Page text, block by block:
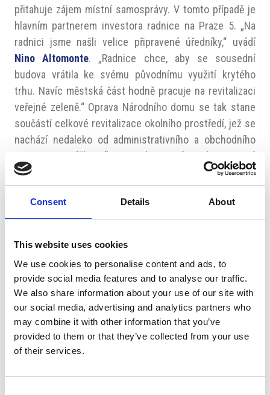
Consent Details About
This website uses cookies
We use cookies to personalise content and ads, to
provide social media features and to analyse our traffic.
We also share information about your use of our site with
our social media, advertising and analytics partners who
may combine it with other information that you’ve
provided to them or that they’ve collected from your use
of their services.
přitahuje zájem místní samosprávy. V tomto případě je
hlavním partnerem investora radnice na Praze 5. „Na
radnici jsme našli velice připravené úředníky,“ uvádí
Nino Altomonte. „Radnice chce, aby se sousední
budova vrátila ke svému původnímu využití krytého
trhu. Navíc městská část hodně pracuje na revitalizaci
veřejné zeleně.“ Oprava Národního domu se tak stane
součástí celkové revitalizace okolního prostředí, jež se
nachází nedaleko od administrativního a obchodního
centra na Andělu. Díky revitalizaci má vzniknout nová
klidová a relaxační zóna.
Torino – Praga Invest
patří k významným developerům
dynamika rozvoje se dost liší od nižší a střední části
trhu, která byla výrazně posílena levnými a dostupnými
hypotékami. Nino Altomontetak neočekává, že by
zvyšování úrokových sazeb mělo výraznější dopad na
vývoj ve vysokém a nejvyšším segmentu realitního trhu.
„Metropole, jako je Praha, budou vždy přitahovat
investory,“ myslí si. Větší obavy pramení spíše
neumožňuje včasné zahájení developerských projektů.